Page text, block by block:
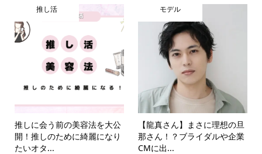
推し活
推しに会う前の美容法を大公
開！推しのために綺麗になり
たいオタ...
モデル
【龍真さん】まさに理想の旦
那さん！？ブライダルや企業
CMに出...